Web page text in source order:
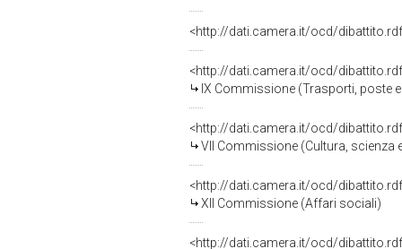
<http://dati.camera.it/ocd/
<http://dati.camera.it/ocd/
IX Commissione (Trasporti, poste
<http://dati.camera.it/ocd/
VII Commissione (Cultura, scienza
<http://dati.camera.it/ocd/
XII Commissione (Affari sociali)
<http://dati.camera.it/ocd/